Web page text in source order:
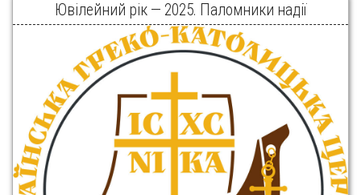
Ювілейний рік — 2025. Паломники надії